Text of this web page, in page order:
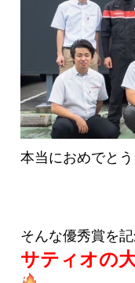
本当におめでと
そんな優秀賞を
サティオの